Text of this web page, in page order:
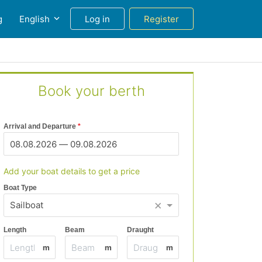
English Log in Register
Book your berth
Arrival and Departure
Add your boat details to get a price
Boat Type
Sailboat ×
Length
m
Beam
m
Draught
m